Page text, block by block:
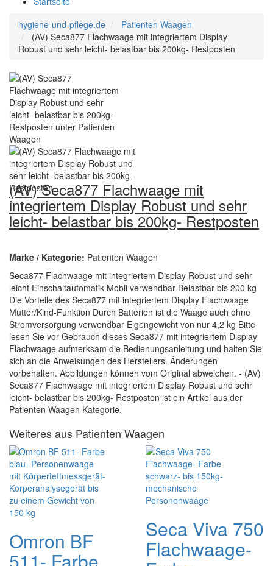
hygiene-und-pflege.de
Patienten Waagen
(AV) Seca877 Flachwaage mit integriertem Display
Robust und sehr leicht- belastbar bis 200kg- Restposten
(AV) Seca877 Flachwaage mit
integriertem Display Robust und sehr
leicht- belastbar bis 200kg- Restposten
Marke / Kategorie: Patienten Waagen
Seca877 Flachwaage mit integriertem Display Robust und sehr
leicht Einschaltautomatik Mobil verwendbar Belastbar bis 200 kg
Die Vorteile des Seca877 mit integriertem Display Flachwaage
Mutter/Kind-Funktion Durch Batterien ist die Waage auch ohne
Stromversorgung verwendbar Eigengewicht von nur 4,2 kg Bitte
lesen Sie vor Gebrauch dieses Seca877 mit integriertem Display
Flachwaage aufmerksam die Bedienungsanleitung und halten Sie
sich an die Anweisungen des Herstellers. Änderungen
vorbehalten. Abbildungen können vom Original abweichen. - (AV)
Seca877 Flachwaage mit integriertem Display Robust und sehr
leicht- belastbar bis 200kg- Restposten ist ein Artikel aus der
Patienten Waagen Kategorie.
Weiteres aus Patienten Waagen
Omron BF Seca Viva 750
Flachwaage-